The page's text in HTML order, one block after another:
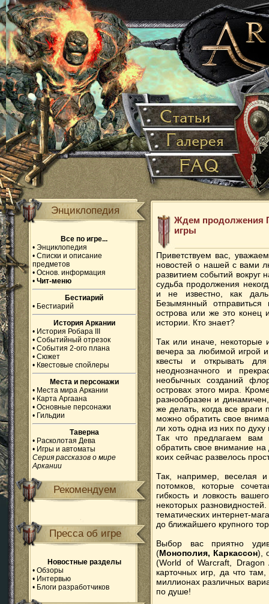
Энциклопедия
Все по игре...
• Энциклопедия
• Списки и описание
предметов
• Основ. информация
• Чит-меню
Бестиарий
• Бестиарий
История Аркании
• История Робара III
• Событийный отрезок
• События 2-ого плана
• Сюжет
• Квестовые спойлеры
Места и персонажи
• Места мира Аркании
• Карта Аргаана
• Основные персонажи
• Гильдии
Таверна
• Расколотая Дева
• Игры и автоматы
Серия рассказов о мире
Аркании
Рекомендуем
Пресса об игре
Новостные разделы
• Обзоры
• Интервью
• Блоги разработчиков
Ждем продолжения
игры
Приветствуем вас,
новостей о нашей с вами
развитием событий вокруг
судьба продолжения
и не известно, как
Безымянный
острова или же это конец
истории. Кто знает?
Так или иначе, некоторые
вечера за любимой игрой
квесты и открывать
неоднозначного и
необычных созданий
островах этого мира.
разнообразен и
же делать, когда все
можно обратить свое
ли хоть одна из них по
Так что предлагаем вам
обратить свое внимание
коих сейчас развелось
Так, например, веселая
потомков, которые
гибкость и ловкость
некоторых
тематических интернет-
до ближайшего крупного
Выбор вас приятно
(Монополия, Каркассон),
(World of Warcraft,
карточных игр, да что
миллионах различных
по душе!